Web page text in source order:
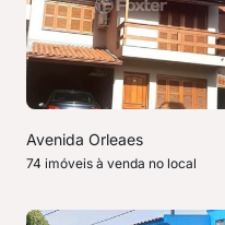
Avenida Orleaes
74 imóveis à venda no local